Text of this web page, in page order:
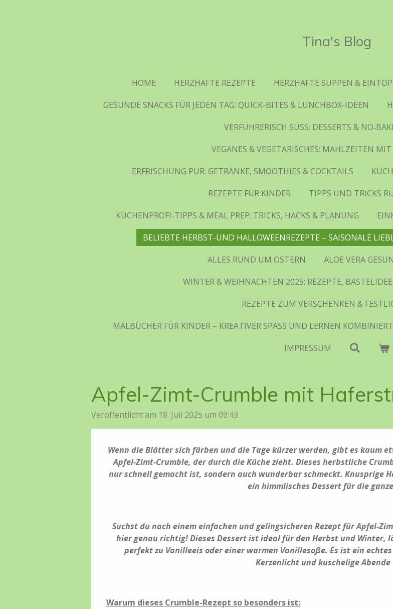
Tina's Blog
HOME HERZHAFTE REZEPTE
HERZHAFTE SUPPEN &
GESUNDE SNACKS FÜR JEDEN TAG: QUICK-BITES & LUNCHBOX-IDEEN
VERFÜHRERISCH SÜSS: DESSERTS &
VEGANES & VEGETARISCHES: MAHLZEITEN
ERFRISCHUNG PUR: GETRÄNKE, SMOOTHIES & COCKTAILS
REZEPTE FÜR KINDER
TIPPS UND TRICKS
KÜCHENPROFI-TIPPS & MEAL PREP: TRICKS, HACKS & PLANUNG
BELIEBTE HERBST-UND HALLOWEENREZEPTE – SAISONALE
ALLES RUND UM OSTERN
ALOE VERA
WINTER & WEIHNACHTEN 2025: REZEPTE,
REZEPTE ZUM VERSCHENKEN &
MALBÜCHER FÜR KINDER – KREATIVER SPASS UND LERNEN
IMPRESSUM
Apfel-Zimt-Crumble mit
Veröffentlicht am 18. Juli 2025 um 09:43
Wenn die Blätter sich färben und die Tage kürzer werden, gibt es kaum
Apfel-Zimt-Crumble, der durch die Küche zieht. Dieses herbstliche
nur schnell gemacht ist, sondern auch wunderbar schmeckt. Knusprige
ein himmlisches Dessert für die
Suchst du nach einem einfachen und gelingsicheren Rezept für Apfel-
hier genau richtig! Dieses Dessert ist ideal für den Herbst und
perfekt zu Vanilleeis oder einer warmen Vanillesoße. Es ist ein
Kerzenlicht und kuschelige Abende
Warum dieses Crumble-Rezept so besonders ist: